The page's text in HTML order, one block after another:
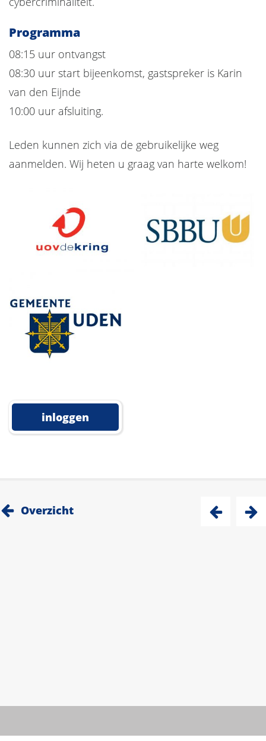
Programma
08:15 uur ontvangst
08:30 uur start bijeenkomst, gastspreker is Karin
van den Eijnde
10:00 uur afsluiting.
Leden kunnen zich via de gebruikelijke weg
aanmelden. Wij heten u graag van harte welkom!
inloggen
Overzicht